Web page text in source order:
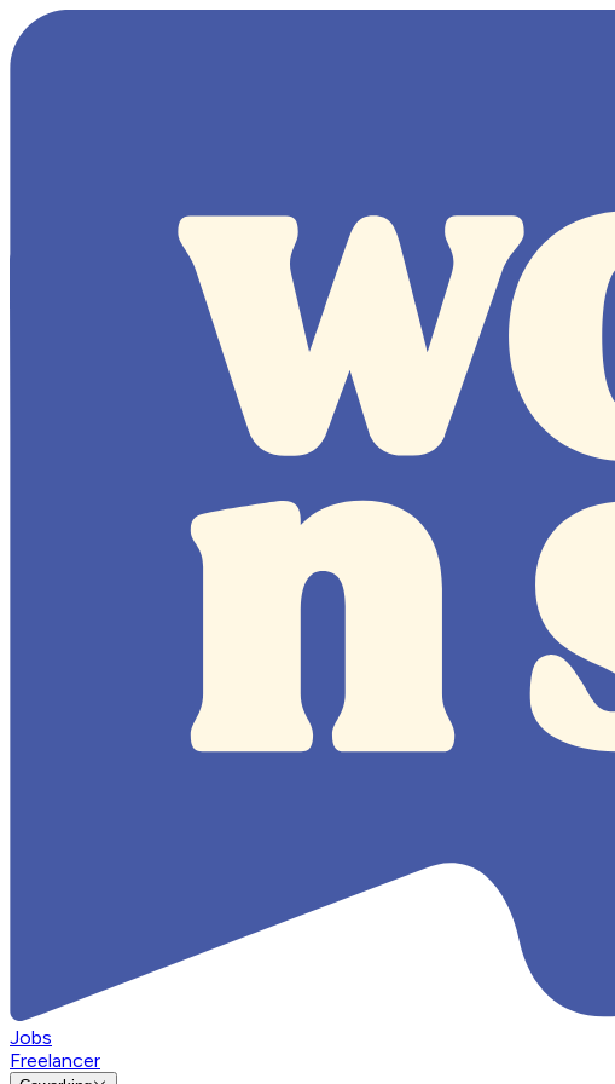
Jobs
Freelancer